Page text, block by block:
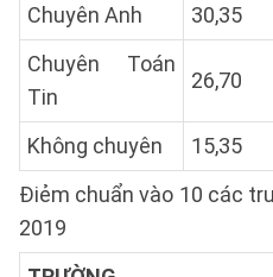
Chuyên Anh
30,35
Chuyên Toán
Tin
26,70
Không chuyên
15,35
Điẻm chuẩn vào 10 các
2019